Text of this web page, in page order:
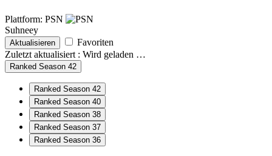
Plattform: PSN
Suhneey
Aktualisieren
Favoriten
Zuletzt aktualisiert : Wird geladen …
Ranked Season 42
Ranked Season 42
Ranked Season 40
Ranked Season 38
Ranked Season 37
Ranked Season 36